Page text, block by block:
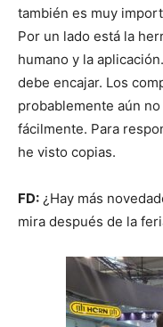
también es muy
Por un lado está la
humano y la
debe encajar. Los
probablemente aún
fácilmente. Para
he visto copias.
FD: ¿Hay más
mira después de la